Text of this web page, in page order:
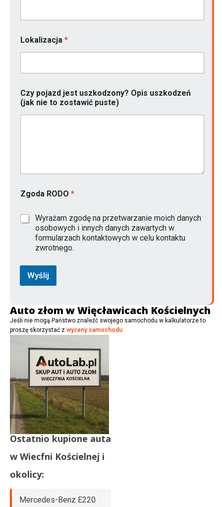
Lokalizacja *
e
s
t
o
w
(
Czy pojazd jest uszkodzony? Opis uszkodzeń
(jak nie to zostawić puste)
Zgoda RODO *
Wyrażam zgodę na przetwarzanie moich danych
osobowych i innych danych zawartych w
formularzach kontaktowych w celu kontaktu
zwrotnego.
Wyślij
Auto złom w Więcławicach Kościelnych
Jeśli nie mogą Państwo znaleźć swojego samochodu w kalkulatorze to
proszę skorzystać z wyceny samochodu
Ostatnio kupione auta
w Wiecfni Kościelnej i
okolicy:
Mercedes-Benz E220